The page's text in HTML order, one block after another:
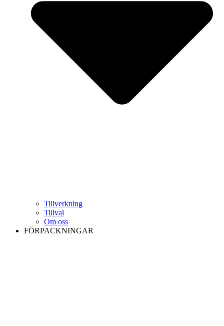
Tillverkning
Tillval
Om oss
FÖRPACKNINGAR